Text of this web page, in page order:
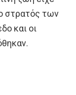
στρατός των
και οι